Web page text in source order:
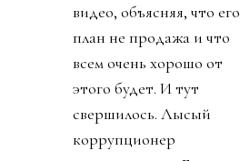
видео, объясняя, что его
план не продажа и что
всем очень хорошо от
этого будет. И тут
свершилось. Лысый
коррупционер